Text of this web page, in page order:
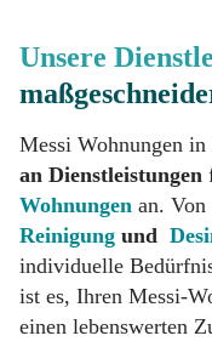
Unsere
Messi Wohnungen
an Dienstleistungen
Wohnungen an. Von
Reinigung und
individuelle
ist es, Ihren Messi-
einen lebenswerten